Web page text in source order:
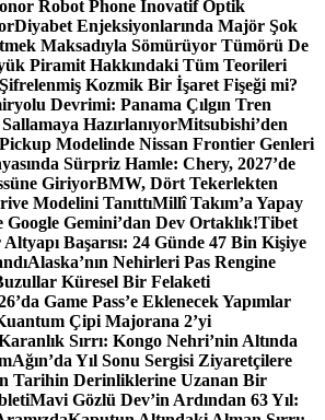
Robot Phone İnovatif Optik
Diyabet Enjeksiyonlarında Majör Şok
Maksadıyla Sömürüyor Tümörü De
Piramit Hakkındaki Tüm Teorileri
Kozmik Bir İşaret Fişeği mi?
Devrimi: Panama Çılgın Tren
HazırlanıyorMitsubishi’den
Modelinde Nissan Frontier Genleri
Sürpriz Hamle: Chery, 2027’de
GiriyorBMW, Dört Tekerlekten
Modelini TanıttıMillî Takım’a Yapay
Google Gemini’dan Dev Ortaklık!Tibet
Başarısı: 24 Günde 47 Bin Kişiye
Alaska’nın Nehirleri Pas Rengine
Küresel Bir Felaketi
Game Pass’e Eklenecek Yapımlar
Çipi Majorana 2’yi
Sırrı: Kongo Nehri’nin Altında
Ağın’da Yıl Sonu Sergisi Ziyaretçilere
Tarihin Derinliklerine Uzanan Bir
Mavi Gözlü Dev’in Ardından 63 Yıl: